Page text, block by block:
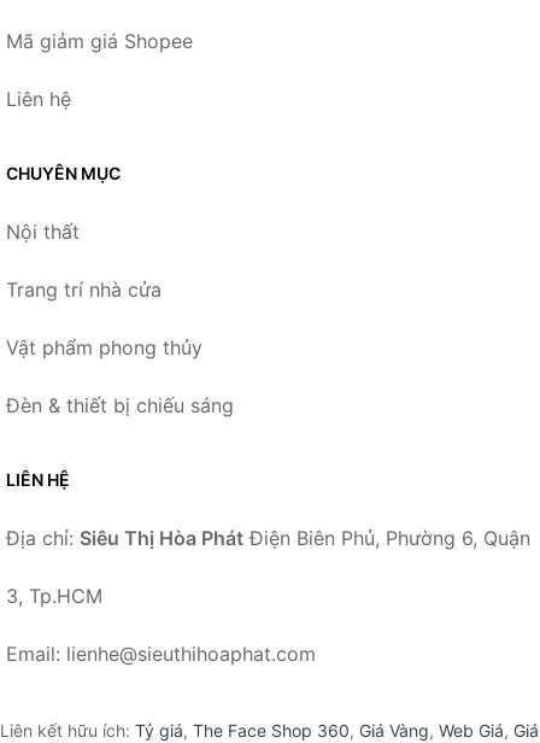
Mã giảm giá Shopee
Liên hệ
CHUYÊN MỤC
Nội thất
Trang trí nhà cửa
Vật phẩm phong thủy
Đèn & thiết bị chiếu sáng
LIÊN HỆ
Địa chỉ: Siêu Thị Hòa Phát Điện Biên Phủ, Phường 6, Quận
3, Tp.HCM
Email: lienhe@sieuthihoaphat.com
Liên kết hữu ích: Tỷ giá, The Face Shop 360, Giá Vàng, Web Giá, Giá